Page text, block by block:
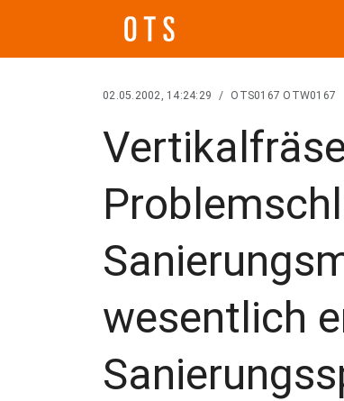
02.05.2002, 14:24:29 / OTS0167 OTW0167
wesentlich